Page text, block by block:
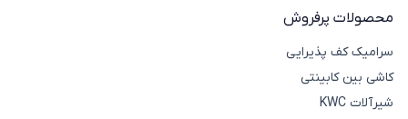
محصولات پرفروش
سرامیک کف پذیرایی
کاشی بین کابینتی
شیرآلات KWC